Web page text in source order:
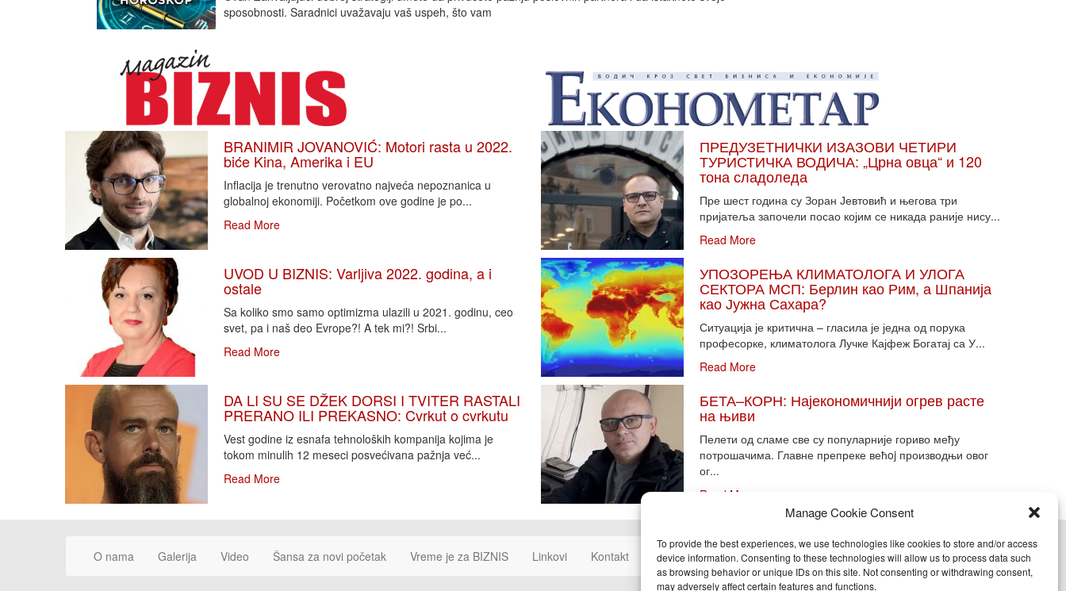
Manage Cookie Consent
To provide the best experiences, we use technologies like cookies to store and/or access
device information. Consenting to these technologies will allow us to process data such
as browsing behavior or unique IDs on this site. Not consenting or withdrawing consent,
may adversely affect certain features and functions.
sposobnosti. Saradnici uvažavaju vaš uspeh, što vam
BRANIMIR JOVANOVIĆ: Motori rasta u 2022.
biće Kina, Amerika i EU
Inflacija je trenutno verovatno najveća nepoznanica u
globalnoj ekonomiji. Početkom ove godine je po...
Read More
UVOD U BIZNIS: Varljiva 2022. godina, a i
ostale
Sa koliko smo samo optimizma ulazili u 2021. godinu, ceo
svet, pa i naš deo Evrope?! A tek mi?! Srbi...
Read More
DA LI SU SE DŽEK DORSI I TVITER RASTALI
PRERANO ILI PREKASNO: Cvrkut o cvrkutu
Vest godine iz esnafa tehnoloških kompanija kojima je
tokom minulih 12 meseci posvećivana pažnja već...
Read More
ПРЕДУЗЕТНИЧКИ ИЗАЗОВИ ЧЕТИРИ
ТУРИСТИЧКА ВОДИЧА: „Црна овца“ и 120
тона сладоледа
Пре шест година су Зоран Јевтовић и његова три
пријатеља започели посао којим се никада раније нису...
Read More
УПОЗОРЕЊА КЛИМАТОЛОГА И УЛОГА
СЕКТОРА МСП: Берлин као Рим, а Шпанија
као Јужна Сахара?
Ситуација је критична – гласила је једна од порука
професорке, климатолога Лучке Кајфеж Богатај са У...
Read More
БЕТА–КОРН: Најекономичнији огрев расте
на њиви
Пелети од сламе све су популарније гориво међу
потрошачима. Главне препреке већoj производњи овог
ог...
Read More
O nama Galerija Video Šansa za novi početak Vreme je za BIZNIS Linkovi Kontakt Cookie Policy (EU)